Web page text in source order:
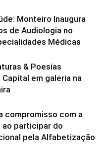
Monteiro Inaugura
de Audiologia no
Médicas
& Poesias
Capital em galeria na
compromisso com a
participar do
pela Alfabetização